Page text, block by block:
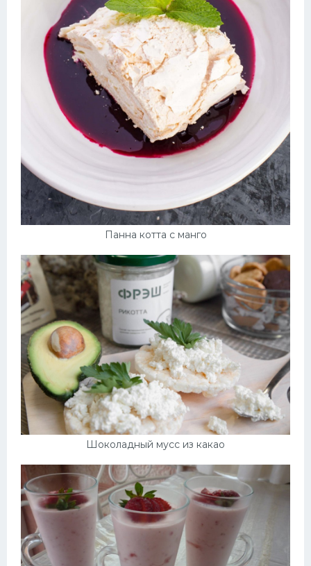
Панна котта с манго
Шоколадный мусс из какао